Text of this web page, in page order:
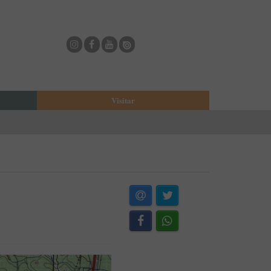
Visitar
Cine-Teatro de Estarreja
Casa-Museu Solheiro Madureira
ESTAU - Arte Urbana